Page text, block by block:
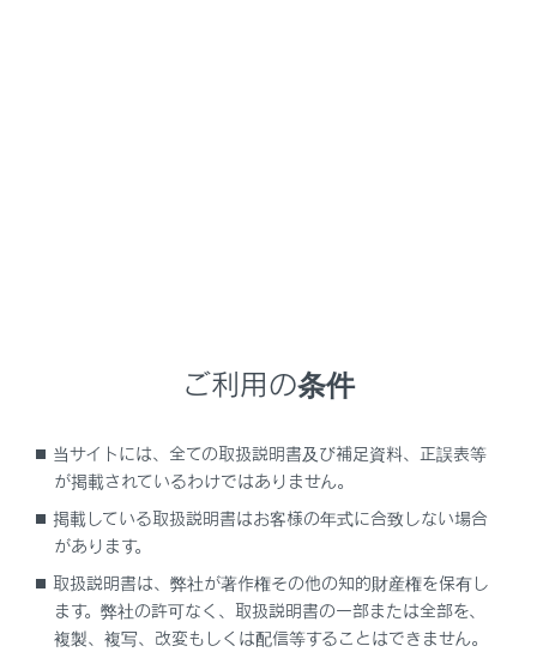
冬用タイヤの装着
タイヤチェーンを使うとき
ご利用の条件
当サイトには、全ての取扱説明書及び補足資料、正誤表等
が掲載されているわけではありません。
掲載している取扱説明書はお客様の年式に合致しない場合
があります。
取扱説明書は、弊社が著作権その他の知的財産権を保有し
ます。弊社の許可なく、取扱説明書の一部または全部を、
複製、複写、改変もしくは配信等することはできません。